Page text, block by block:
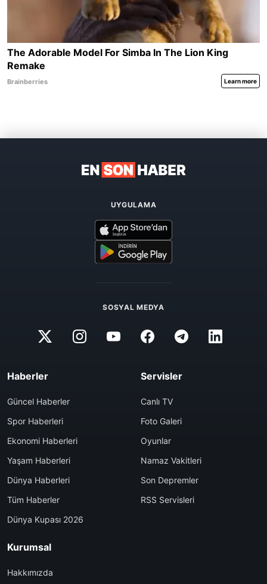
UYGULAMA
SOSYAL MEDYA
Haberler
Güncel Haberler
Spor Haberleri
Ekonomi Haberleri
Yaşam Haberleri
Dünya Haberleri
Tüm Haberler
Dünya Kupası 2026
Servisler
Canlı TV
Foto Galeri
Oyunlar
Namaz Vakitleri
Son Depremler
RSS Servisleri
Kurumsal
Hakkımızda